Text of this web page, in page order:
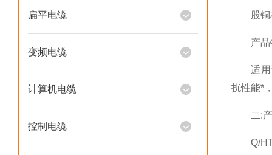
扁平电缆
变频电缆
计算机电缆
控制电缆
股铜芯
产品
适用于
扰性能*
二:产
Q/